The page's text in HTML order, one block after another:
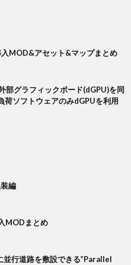
MOD&アセット&マップまとめ
部グラフィックボード(dGPU)を同
荷ソフトウェアのみdGPUを利用
編
MODまとめ
行道路を敷設できる”Parallel